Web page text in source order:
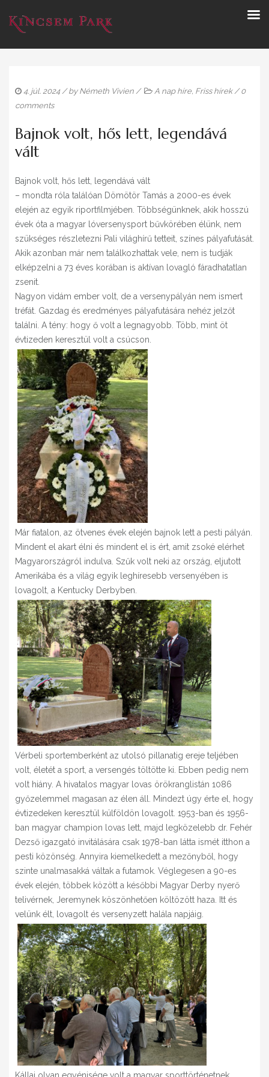
4. júl. 2024 / by Németh Vivien / A nap híre, Friss hírek/0
comments
Bajnok volt, hős lett, legendává
vált
Bajnok volt, hős lett, legendává vált
– mondta róla találóan Dömötör Tamás a 2000-es évek
elején az egyik riportfilmjében. Többségünknek, akik hosszú
évek óta a magyar lóversenysport bűvkörében élünk, nem
szükséges részletezni Pali világhírű tetteit, színes pályafutását.
Akik azonban már nem találkozhattak vele, nem is tudják
elképzelni a 73 éves korában is aktívan lovagló fáradhatatlan
zsenit.
Nagyon vidám ember volt, de a versenypályán nem ismert
tréfát. Gazdag és eredményes pályafutására nehéz jelzőt
találni. A tény: hogy ő volt a legnagyobb. Több, mint öt
évtizeden keresztül volt a csúcson.
Már fiatalon, az ötvenes évek elején bajnok lett a pesti pályán.
Mindent el akart élni és mindent el is ért, amit zsoké elérhet
Magyarországról indulva. Szűk volt neki az ország, eljutott
Amerikába és a világ egyik leghíresebb versenyében is
lovagolt, a Kentucky Derbyben.
Vérbeli sportemberként az utolsó pillanatig ereje teljében
volt, életét a sport, a versengés töltötte ki. Ebben pedig nem
volt hiány. A hivatalos magyar lovas örökranglistán 1086
győzelemmel magasan az élen áll. Mindezt úgy érte el, hogy
évtizedeken keresztül külföldön lovagolt. 1953-ban és 1956-
ban magyar champion lovas lett, majd legközelebb dr. Fehér
Dezső igazgató invitálására csak 1978-ban látta ismét itthon a
pesti közönség. Annyira kiemelkedett a mezőnyből, hogy
szinte unalmasakká váltak a futamok. Véglegesen a 90-es
évek elején, többek között a későbbi Magyar Derby nyerő
telivérnek, Jeremynek köszönhetően költözött haza. Itt és
velünk élt, lovagolt és versenyzett halála napjáig.